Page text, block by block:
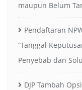
maupun Belum
Pendaftaran
“Tanggal
Penyebab dan
DJP Tambah